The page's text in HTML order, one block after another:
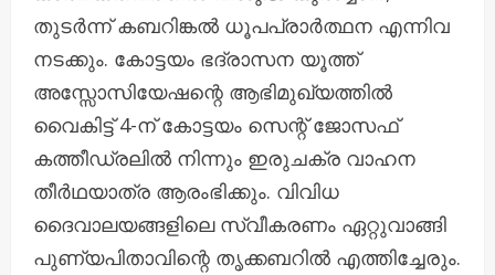
തുടർന്ന് കബറിങ്കൽ ധൂപപ്രാർത്ഥന എന്നിവ
നടക്കും. കോട്ടയം ഭദ്രാസന യൂത്ത്
അസ്സോസിയേഷന്റെ ആഭിമുഖ്യത്തിൽ
വൈകിട്ട് 4-ന് കോട്ടയം സെന്റ് ജോസഫ്
കത്തീഡ്രലിൽ നിന്നും ഇരുചക്ര വാഹന
തീർഥയാത്ര ആരംഭിക്കും. വിവിധ
ദൈവാലയങ്ങളിലെ സ്വീകരണം ഏറ്റുവാങ്ങി
പുണ്യപിതാവിന്റെ തൃക്കബറിൽ എത്തിച്ചേരും.